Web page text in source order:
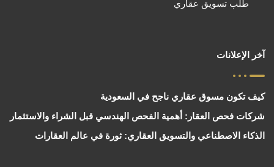
طلب تسويق عقاري
آخر الإعلانات
كيف تكون مسوق عقاري ناجح في السعودية
شركات فحص العقار: أهمية الفحص الهندسي قبل الشراء والاستثمار
الذكاء الاصطناعي والتسويق العقاري: ثورة في عالم العقارات